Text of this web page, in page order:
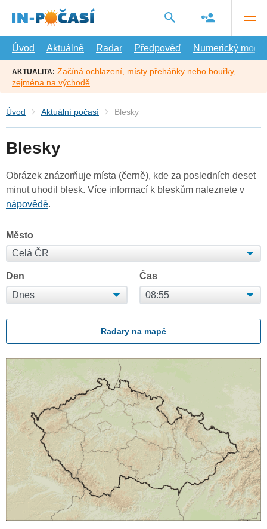
hlavní
Úvod
Aktuálně Radar Předpověď Numerický model
AKTUALITA: Začíná ochlazení, místy přeháňky nebo bouřky,
zejména na východě
Úvod Aktuální počasí Blesky
Blesky
Obrázek znázorňuje místa (černě), kde za posledních deset
minut uhodil blesk. Více informací k bleskům naleznete v
nápovědě.
Město
Den Čas
Radary na mapě